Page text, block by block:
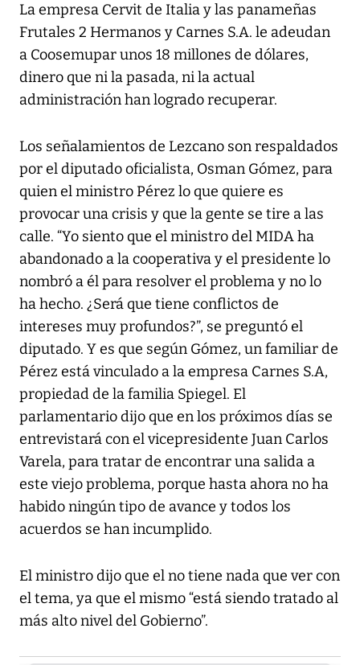
La empresa Cervit de Italia y las panameñas
Frutales 2 Hermanos y Carnes S.A. le adeudan
a Coosemupar unos 18 millones de dólares,
dinero que ni la pasada, ni la actual
administración han logrado recuperar.
Los señalamientos de Lezcano son respaldados
por el diputado oficialista, Osman Gómez, para
quien el ministro Pérez lo que quiere es
provocar una crisis y que la gente se tire a las
calle. “Yo siento que el ministro del MIDA ha
abandonado a la cooperativa y el presidente lo
nombró a él para resolver el problema y no lo
ha hecho. ¿Será que tiene conflictos de
intereses muy profundos?”, se preguntó el
diputado. Y es que según Gómez, un familiar de
Pérez está vinculado a la empresa Carnes S.A,
propiedad de la familia Spiegel. El
parlamentario dijo que en los próximos días se
entrevistará con el vicepresidente Juan Carlos
Varela, para tratar de encontrar una salida a
este viejo problema, porque hasta ahora no ha
habido ningún tipo de avance y todos los
acuerdos se han incumplido.
El ministro dijo que el no tiene nada que ver con
el tema, ya que el mismo “está siendo tratado al
más alto nivel del Gobierno”.